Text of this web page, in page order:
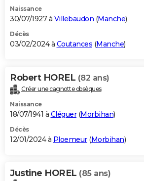
Naissance
30/07/1927 à Villebaudon (Manche)
Décès
03/02/2024 à Coutances (Manche)
Robert HOREL (82 ans)
Créer une cagnotte obsèques
Naissance
18/07/1941 à Cléguer(Morbihan)
Décès
12/01/2024 à Ploemeur(Morbihan)
Justine HOREL (85 ans)